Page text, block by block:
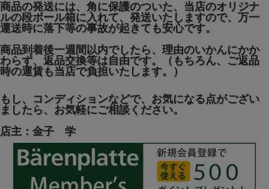
商品の発送には、角に保護のついた、当店のオリジナ
ルの段ボール箱に入れて、発送いたしますので、万一
運送時に落下等の事故が起きても安心です。
商品到着後一週間以内でしたら、理由のいかんにかか
わらず、返品交換等は自由です。（もちろん、ご返品
時の運賃も当店で負担いたします。）
もし、コンディションなどで、お気になる点がござい
ましたら、お気軽にご相談ください。
店主：金子 学